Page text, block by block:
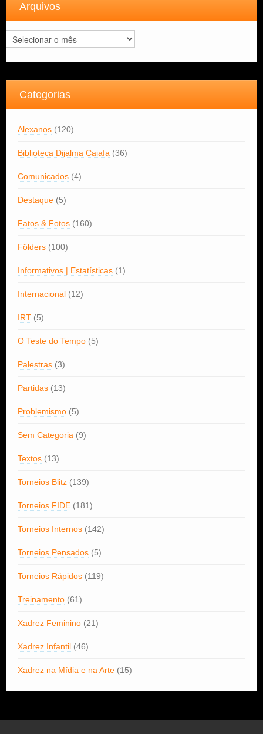
Arquivos
Arquivos
Categorias
Alexanos (120)
Biblioteca Dijalma Caiafa (36)
Comunicados (4)
Destaque (5)
Fatos & Fotos (160)
Fôlders (100)
Informativos | Estatísticas (1)
Internacional (12)
IRT (5)
O Teste do Tempo (5)
Palestras (3)
Partidas (13)
Problemismo (5)
Sem Categoria (9)
Textos (13)
Torneios Blitz (139)
Torneios FIDE (181)
Torneios Internos (142)
Torneios Pensados (5)
Torneios Rápidos (119)
Treinamento (61)
Xadrez Feminino (21)
Xadrez Infantil (46)
Xadrez na Mídia e na Arte (15)